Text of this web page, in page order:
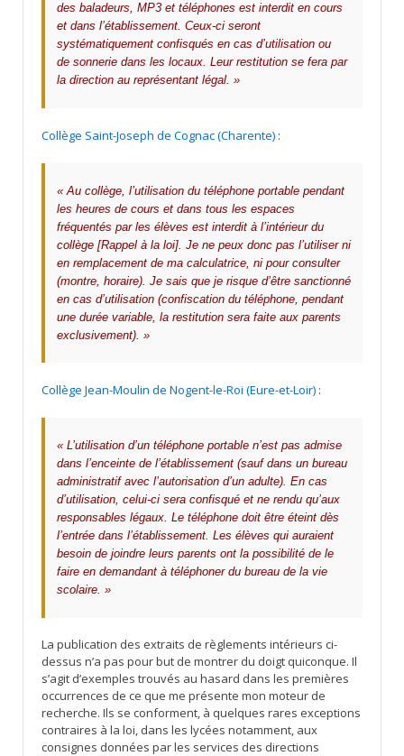
des baladeurs, MP3 et téléphones est interdit en cours
et dans l’établissement. Ceux-ci seront
systématiquement confisqués en cas d’utilisation ou
de sonnerie dans les locaux. Leur restitution se fera par
la direction au représentant légal. »
Collège Saint-Joseph de Cognac (Charente) :
« Au collège, l’utilisation du téléphone portable pendant
les heures de cours et dans tous les espaces
fréquentés par les élèves est interdit à l’intérieur du
collège [Rappel à la loi]. Je ne peux donc pas l’utiliser ni
en remplacement de ma calculatrice, ni pour consulter
(montre, horaire). Je sais que je risque d’être sanctionné
en cas d’utilisation (confiscation du téléphone, pendant
une durée variable, la restitution sera faite aux parents
exclusivement). »
Collège Jean-Moulin de Nogent-le-Roi (Eure-et-Loir) :
« L’utilisation d’un téléphone portable n’est pas admise
dans l’enceinte de l’établissement (sauf dans un bureau
administratif avec l’autorisation d’un adulte). En cas
d’utilisation, celui-ci sera confisqué et ne rendu qu’aux
responsables légaux. Le téléphone doit être éteint dès
l’entrée dans l’établissement. Les élèves qui auraient
besoin de joindre leurs parents ont la possibilité de le
faire en demandant à téléphoner du bureau de la vie
scolaire. »
La publication des extraits de règlements intérieurs ci-
dessus n’a pas pour but de montrer du doigt quiconque. Il
s’agit d’exemples trouvés au hasard dans les premières
occurrences de ce que me présente mon moteur de
recherche. Ils se conforment, à quelques rares exceptions
contraires à la loi, dans les lycées notamment, aux
consignes données par les services des directions